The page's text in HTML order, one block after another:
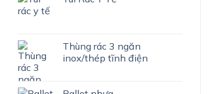
Thùng rác 3 ngăn
inox/thép tĩnh điện